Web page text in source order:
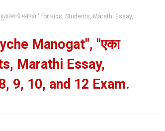
मनोगत " for Kids, Students, Marathi Essay,
Manogat", "एका
Marathi Essay,
9, 10, and 12 Exam.